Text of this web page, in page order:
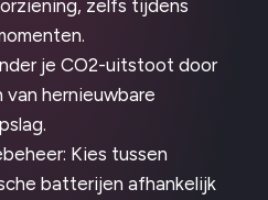
zelfs tijdens
je CO2-uitstoot door
van hernieuwbare
Kies tussen
batterijen afhankelijk